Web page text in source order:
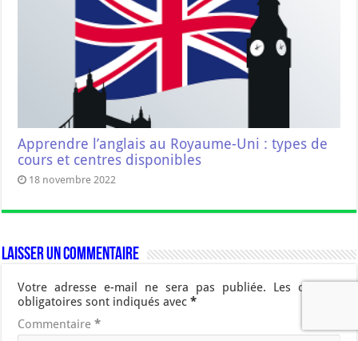
Apprendre l’anglais au Royaume-Uni : types de
cours et centres disponibles
18 novembre 2022
Laisser un commentaire
Votre adresse e-mail ne sera pas publiée.
Les champs
obligatoires sont indiqués avec*
Commentaire*